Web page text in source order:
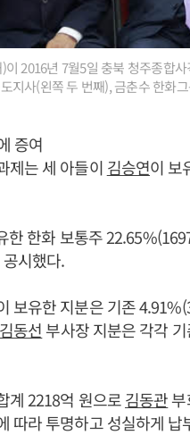
이 2016년 7월5일 충북 청주종합
지사(왼쪽 두 번째), 금춘수 한화
증여
제는 세 아들이 김승연이 보
한 한화 보통주
시했다.
보유한 지분은 기존
김동선부사장 지분은 각각
계 2218억 원으로김동관부
따라 투명하고 성실하게